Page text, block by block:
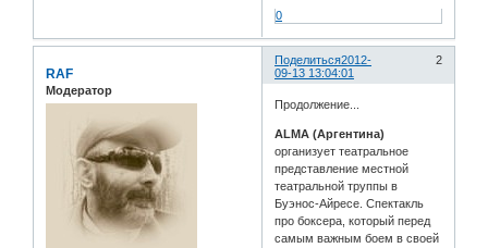
0
Поделиться 2
2012-
09-13 13:04:01
RAF
Модератор
Продолжение...
ALMA (Аргентина)
организует театральное
представление местной
театральной труппы в
Буэнос-Айресе. Спектакль
про боксера, который перед
самым важным боем в своей